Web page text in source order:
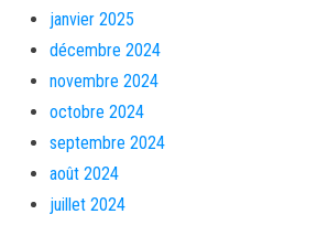
janvier 2025
décembre 2024
novembre 2024
octobre 2024
septembre 2024
août 2024
juillet 2024